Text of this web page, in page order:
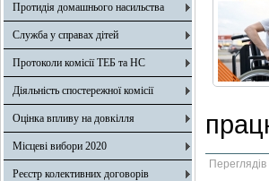
Протидія домашнього насильства
Служба у справах дітей
Протоколи комісії ТЕБ та НС
Діяльність спостережної комісії
Оцінка впливу на довкілля
Місцеві вибори 2020
Реєстр колективних договорів
Переглядів